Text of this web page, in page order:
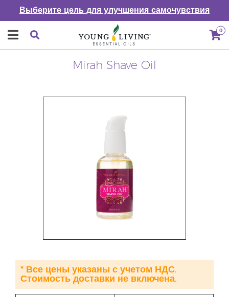
Выберите цель для улучшения самочувствия
0
Mirah Shave Oil
* Все цены указаны с учетом НДС.
Стоимость доставки не включена.